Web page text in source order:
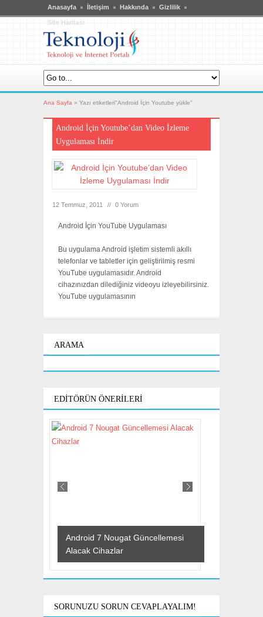
Anasayfa İletişim Hakkında Gizlilik
Site Haritası
Ana Sayfa » Yazı etiketleri"Android İçin Youtube yükle"
Android İçin Youtube’dan Video İzleme
Uygulaması İndir
12 Temmuz, 2011 // 0 Yorum
Android İçin YouTube Uygulaması
Bu uygulama Android işletim sistemli akıllı
telefonlar ve tabletler için geliştirilmiş resmi
YouTube uygulamasıdır. Android
cihazınızdan dilediğiniz videoyu izleyebilirsiniz.
YouTube uygulamasının
ARAMA
EDITÖRÜN ÖNERILERI
Android 7 Nougat Güncellemesi
Alacak Cihazlar
SORUNUZU SORUN CEVAPLAYALIM!